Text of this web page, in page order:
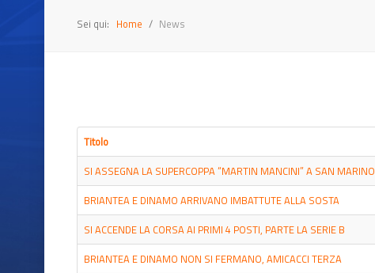
Sei qui: Home News
Titolo
SI ASSEGNA LA SUPERCOPPA “MARTIN MANCINI” A SAN MARINO
BRIANTEA E DINAMO ARRIVANO IMBATTUTE ALLA SOSTA
SI ACCENDE LA CORSA AI PRIMI 4 POSTI, PARTE LA SERIE B
BRIANTEA E DINAMO NON SI FERMANO, AMICACCI TERZA